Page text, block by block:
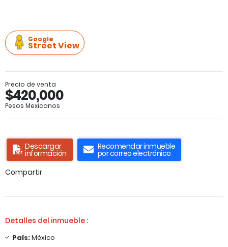
Google
Street View
Precio de venta
$420,000
Pesos Mexicanos
Descargar
información
Recomendar inmueble
por correo electrónico
Compartir
Detalles del inmueble :
País:México